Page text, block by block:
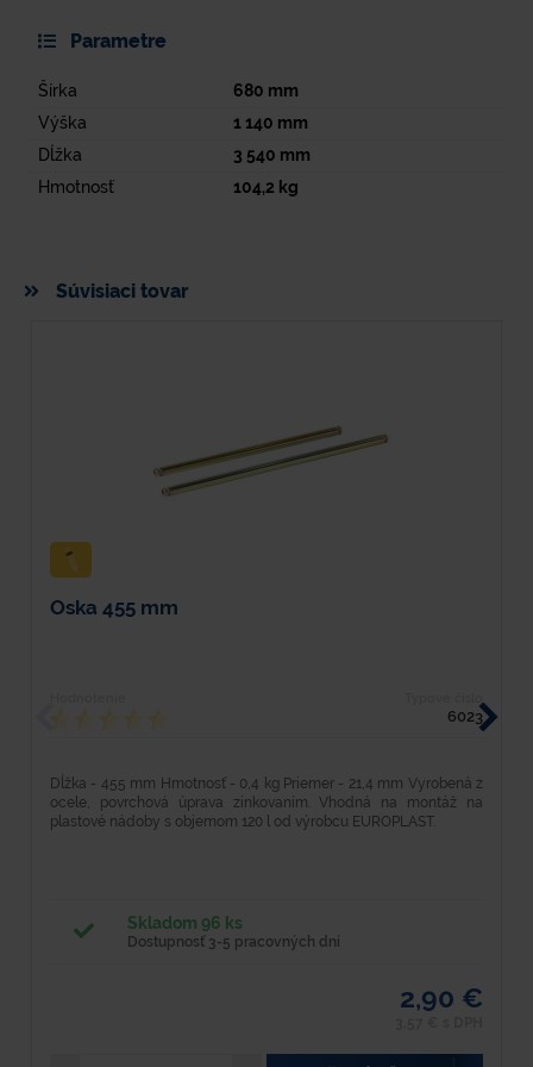
Parametre
Šírka 680 mm
Výška
1 140 mm
Dĺžka
3 540 mm
Hmotnosť
104,2 kg
Súvisiaci tovar
Oska 455 mm
6023
Dĺžka - 455 mm Hmotnosť - 0,4 kg Priemer - 21,4 mm Vyrobená z
ocele, povrchová úprava zinkovaním. Vhodná na montáž na
plastové nádoby s objemom 120 l od výrobcu EUROPLAST.
Skladom 96 ks
Dostupnosť 3-5 pracovných dní
2,90 €